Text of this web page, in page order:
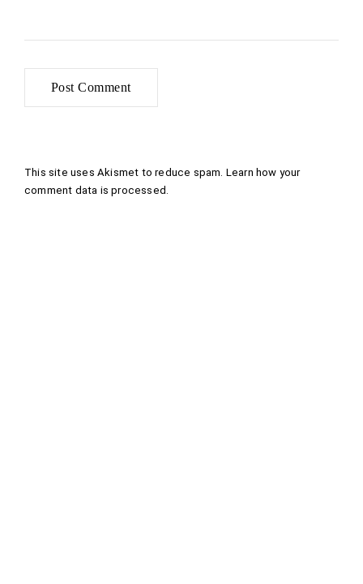
This site uses Akismet to reduce spam. Learn how your
comment data is processed